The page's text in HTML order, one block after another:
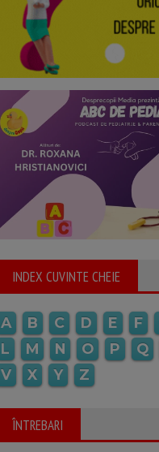
INDEX CUVINTE CHEIE
A B C D E F
L
M N O P Q
V
X Y Z
ÎNTREBARI